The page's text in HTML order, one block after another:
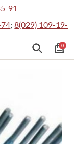
91
;8(029) 109-19-
0